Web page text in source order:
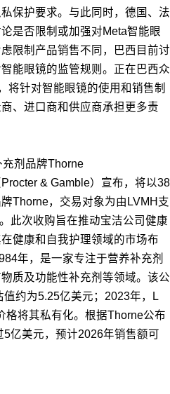
保护要求。与此同时，德国、法
是否限制或加强对Meta智能眼
限制产品销售不同，巴西目前讨
能眼镜的监管规则。正在巴西众
将针对智能眼镜的使用和销售制
、进口商和供应商承担更多责
剂品牌Thorne
& Gamble）宣布，将以38
Thorne，交易对象为由LVMH支
此次收购旨在推动宝洁公司健康
健康和自我护理领域的市场布
年，是一家专注于营养补充剂
质及功能性补充剂等领域。该公
约为5.25亿美元；2023年，L
格将其私有化。根据Thorne公布
亿美元，预计2026年销售额可